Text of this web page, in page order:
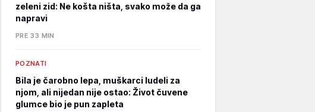
zeleni zid: Ne košta ništa, svako može da ga
napravi
PRE 33 MIN
POZNATI
Bila je čarobno lepa, muškarci ludeli za
njom, ali nijedan nije ostao: Život čuvene
glumce bio je pun zapleta